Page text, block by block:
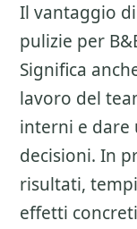
Il vantaggio
pulizie per
Significa
lavoro del
interni e dare
decisioni. In
risultati,
effetti